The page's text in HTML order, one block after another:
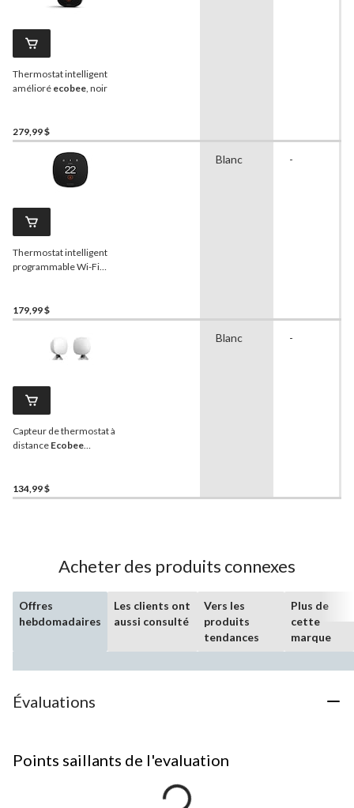
Thermostat intelligent
amélioré ecobee , noir
279,99 $
Thermostat intelligent
programmable Wi-Fi
179,99 $
Blanc -
Capteur de thermostat à
distance Ecobee
134,99 $
Blanc -
Acheter des produits connexes
Offres
hebdomadaires
Les clients ont
aussi consulté
Vers les
produits
tendances
Plus de
cette
marque
Évaluations
Points saillants de l'evaluation